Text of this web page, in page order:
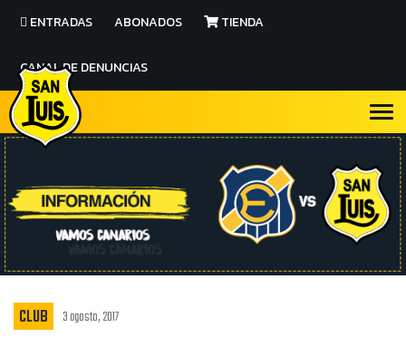
ENTRADAS ABONADOS TIENDA
CANAL DE DENUNCIAS
CLUB 3 agosto, 2017